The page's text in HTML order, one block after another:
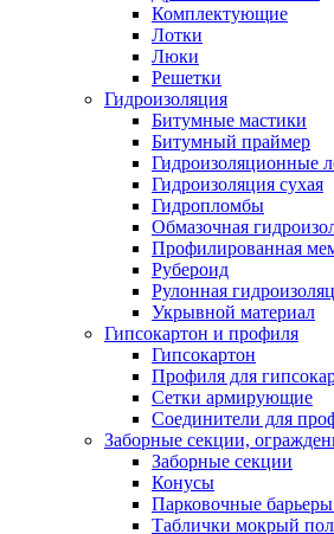
Комплектующие
Лотки
Люки
Решетки
Гидроизоляция
Битумные мастики
Битумный праймер
Гидроизоляционные
Гидроизоляция сухая
Гидропломбы
Обмазочная
Профилированная
Рубероид
Рулонная
Укрывной материал
Гипсокартон и профиля
Гипсокартон
Профиля для
Сетки армирующие
Соединители для
Заборные секции,
Заборные секции
Конусы
Парковочные
Таблички мокрый пол